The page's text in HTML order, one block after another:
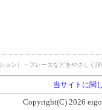
ン）・フレーズなどをやさしく
当サイトに関
Copyright(C) 2026